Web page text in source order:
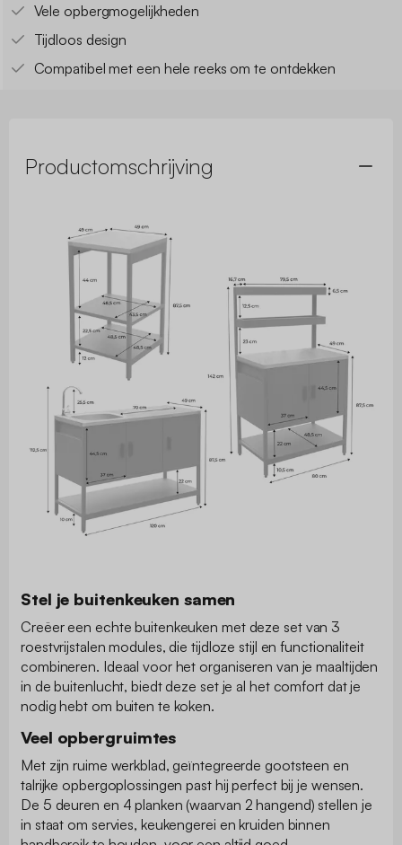
Vele opbergmogelijkheden
Tijdloos design
Compatibel met een hele reeks om te ontdekken
Productomschrijving
Stel je buitenkeuken samen
Creëer een echte buitenkeuken met deze set van 3
roestvrijstalen modules, die tijdloze stijl en functionaliteit
combineren. Ideaal voor het organiseren van je maaltijden
in de buitenlucht, biedt deze set je al het comfort dat je
nodig hebt om buiten te koken.
Veel opbergruimtes
Met zijn ruime werkblad, geïntegreerde gootsteen en
talrijke opbergoplossingen past hij perfect bij je wensen.
De 5 deuren en 4 planken (waarvan 2 hangend) stellen je
in staat om servies, keukengerei en kruiden binnen